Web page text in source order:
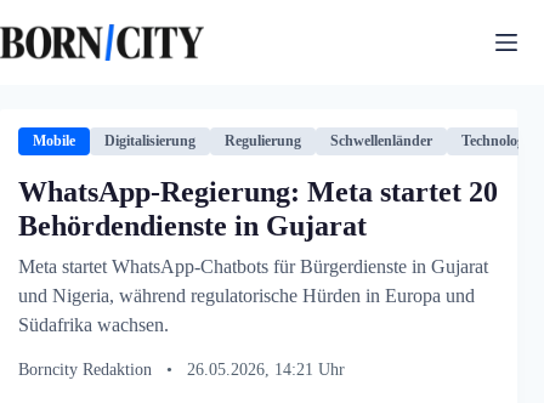
Inhalt
springen
Mobile Digitalisierung Regulierung Schwellenländer Technologie
WhatsApp-Regierung: Meta startet 20
Behördendienste in Gujarat
Meta startet WhatsApp-Chatbots für Bürgerdienste in Gujarat
und Nigeria, während regulatorische Hürden in Europa und
Südafrika wachsen.
Borncity Redaktion • 26.05.2026, 14:21 Uhr